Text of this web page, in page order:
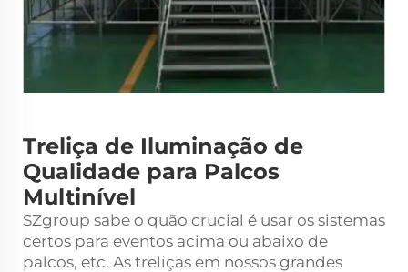
Treliça de Iluminação de
Qualidade para Palcos
Multinível
SZgroup sabe o quão crucial é usar os sistemas
certos para eventos acima ou abaixo de
palcos, etc. As treliças em nossos grandes